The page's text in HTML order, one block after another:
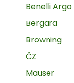
Benelli Argo
Bergara
Browning
ČZ
Mauser